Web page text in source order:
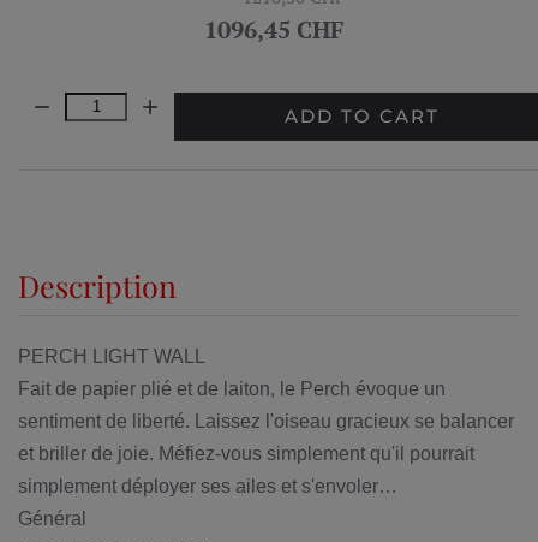
1096,45 CHF
Quantity: ADD TO CART
Description
PERCH LIGHT WALL
Fait de papier plié et de laiton, le Perch évoque un
sentiment de liberté. Laissez l'oiseau gracieux se balancer
et briller de joie. Méfiez-vous simplement qu'il pourrait
simplement déployer ses ailes et s'envoler…
Général